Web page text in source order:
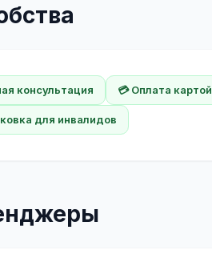
консультация 💳 Оплата картой
для инвалидов